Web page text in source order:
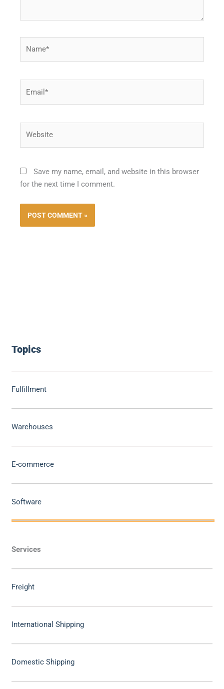
Topics
Fulfillment
Warehouses
E-commerce
Software
Services
Freight
International Shipping
Domestic Shipping
Save my name, email, and website in this browser
for the next time I comment.